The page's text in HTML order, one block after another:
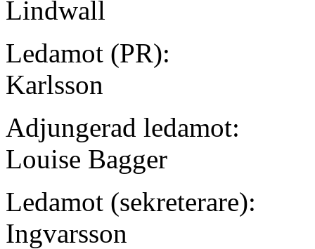
Lindwall
Ledamot (PR):
Karlsson
Adjungerad ledamot:
Louise Bagger
Ledamot (sekreterare):
Ingvarsson